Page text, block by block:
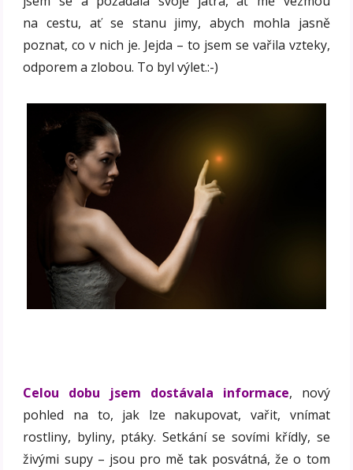
na cestu, ať se stanu jimy, abych mohla jasně
poznat, co v nich je. Jejda – to jsem se vařila vzteky,
odporem a zlobou. To byl výlet.:-)
Celou dobu jsem dostávala informace, nový
pohled na to, jak lze nakupovat, vařit, vnímat
rostliny, byliny, ptáky. Setkání se sovími křídly, se
živými supy – jsou pro mě tak posvátná, že o tom